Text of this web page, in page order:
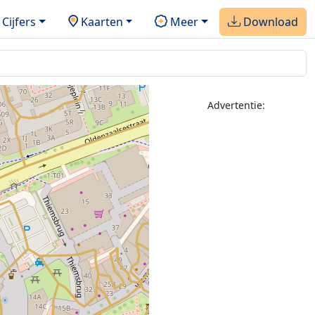
Cijfers Kaarten Meer Download
Advertentie: